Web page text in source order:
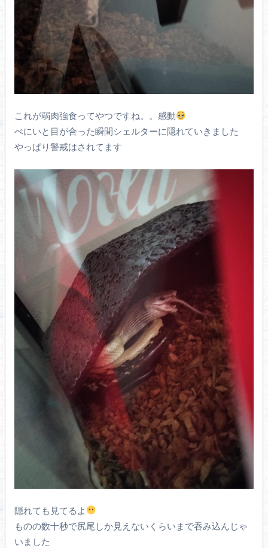
これが弱肉強食ってやつですね。。感動
ぺにいと目が合った瞬間シェルターに隠れていきました
やっぱり警戒はされてます
隠れても見てるよ
ものの数十秒で尻尾しか見えないくらいまで吞み込んじゃ
いました